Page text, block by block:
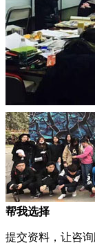
帮我选择
提交资料，让咨